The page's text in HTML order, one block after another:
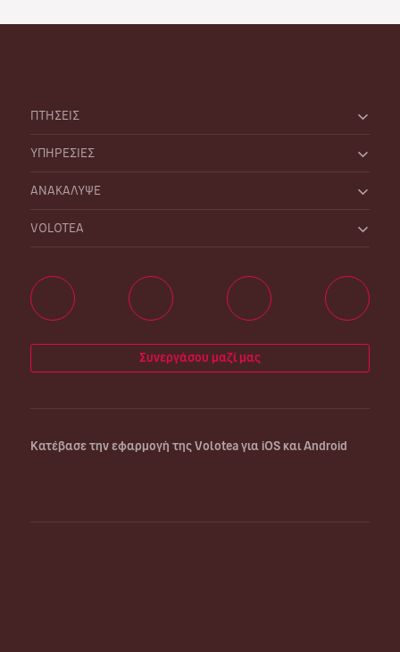
ΠΤΗΣΕΙΣ
ΥΠΗΡΕΣΙΕΣ
ΑΝΑΚΑΛΥΨΕ
VOLOTEA
Συνεργάσου μαζί μας
Κατέβασε την εφαρμογή της Volotea για iOS και Android